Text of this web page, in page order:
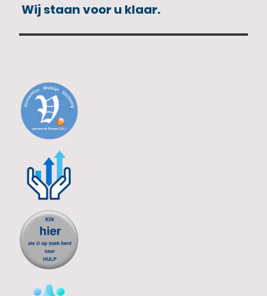
Wij staan voor u klaar.